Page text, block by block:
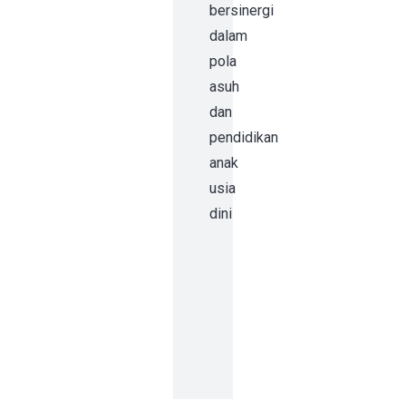
bersinergi
dalam
pola
asuh
dan
pendidikan
anak
usia
dini